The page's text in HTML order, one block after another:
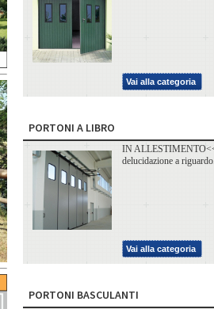
Vai alla categoria
PORTONI A LIBRO
IN ALLESTIMENTO<<
delucidazione a
Vai alla categoria
PORTONI BASCULANTI